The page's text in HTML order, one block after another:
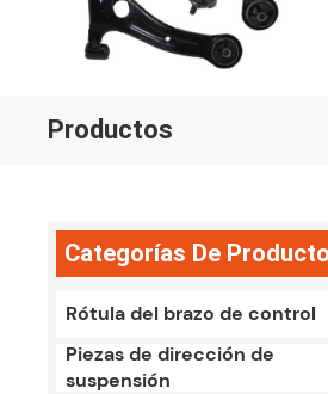
Productos
Categorías De
Rótula del brazo de control
Piezas de dirección de
suspensión